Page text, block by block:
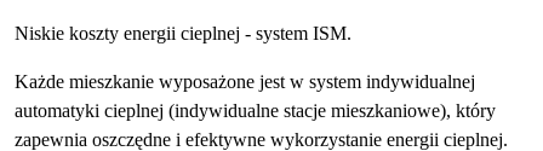
Niskie koszty energii cieplnej - system ISM.
Każde mieszkanie wyposażone jest w system indywidualnej
automatyki cieplnej (indywidualne stacje mieszkaniowe), który
zapewnia oszczędne i efektywne wykorzystanie energii cieplnej.